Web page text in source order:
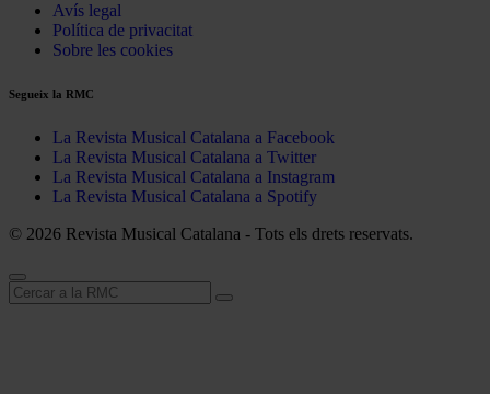
Avís legal
Política de privacitat
Sobre les cookies
Segueix la RMC
La Revista Musical Catalana a Facebook
La Revista Musical Catalana a Twitter
La Revista Musical Catalana a Instagram
La Revista Musical Catalana a Spotify
© 2026 Revista Musical Catalana - Tots els drets reservats.
Cerca